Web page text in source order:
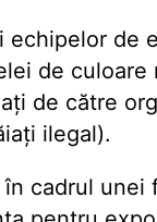
echipelor de
de
de către
ilegal).
cadrul